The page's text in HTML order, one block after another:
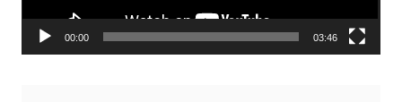
00:00 03:46